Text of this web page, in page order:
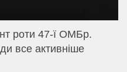
роти 47-ї ОМБр.
все активніше